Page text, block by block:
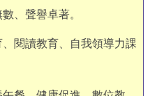
、聲譽卓著。
閱讀教育、自我領導力課